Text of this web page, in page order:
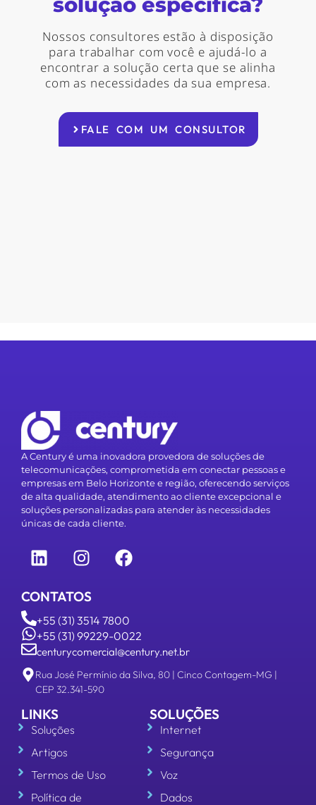
Nossos consultores estão à disposição
para trabalhar com você e ajudá-lo a
encontrar a solução certa que se alinha
com as necessidades da sua empresa.
FALE COM UM CONSULTOR
A Century é uma inovadora provedora de soluções de
telecomunicações, comprometida em conectar pessoas e
empresas em Belo Horizonte e região, oferecendo serviços
de alta qualidade, atendimento ao cliente excepcional e
soluções personalizadas para atender às necessidades
únicas de cada cliente.
CONTATOS
+55 (31) 3514 7800
+55 (31) 99229-0022
centurycomercial@century.net.br
Rua José Permínio da Silva, 80 | Cinco Contagem-MG |
CEP 32.341-590
LINKS
Soluções
Artigos
Termos de Uso
Política de
SOLUÇÕES
Internet
Segurança
Voz
Dados